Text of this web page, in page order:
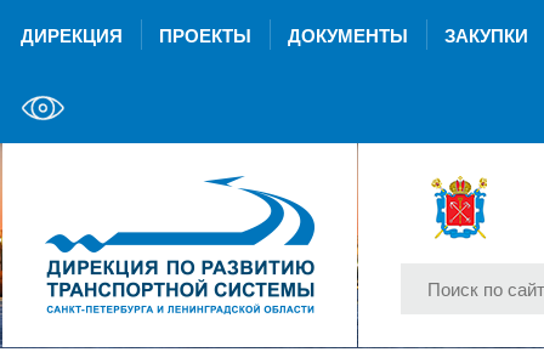
ДИРЕКЦИЯ ПРОЕКТЫ ДОКУМЕНТЫ ЗАКУПКИ